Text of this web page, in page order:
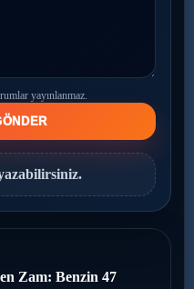
yayınlanmaz.
Zam: Benzin 47